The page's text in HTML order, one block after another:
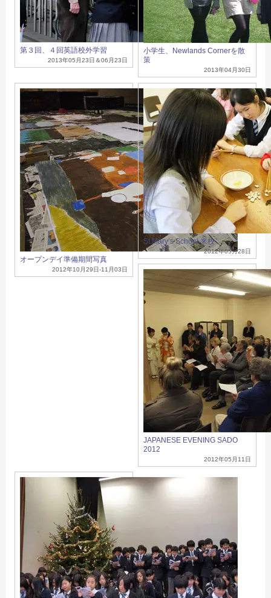
第３回、４回英語校外学習
2013年05月23日＆06月23日
小学生、Newlands Cornerを散
策
2013年04月30日
オープンデイ準備期間写真
2012年10月29日-11月03日
St.Mary’s School 来校
2012年05月28日
JAPANESE EVENING SADO
2012
2012年05月11日